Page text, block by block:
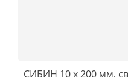
СИБИН 10 x 200 мм,